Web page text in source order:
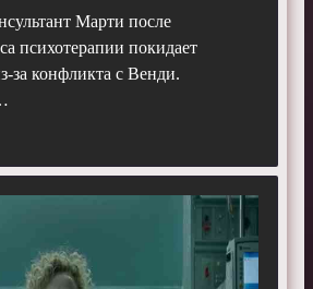
Марти после
психотерапии покидает
за конфликта с Венди.